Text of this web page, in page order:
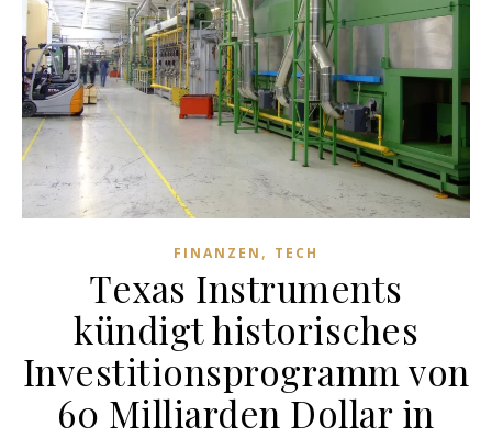
FINANZEN , TECH
Texas Instruments
kündigt historisches
Investitionsprogramm von
60 Milliarden Dollar in